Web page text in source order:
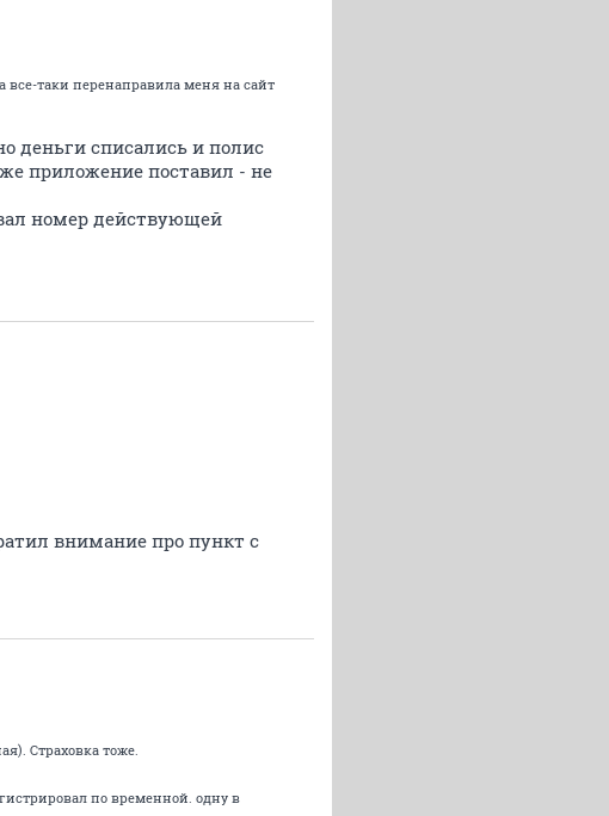
все-таки перенаправила меня на сайт
деньги списались и полис
приложение поставил - не
номер действующей
внимание про пункт с
Страховка тоже.
по временной. одну в